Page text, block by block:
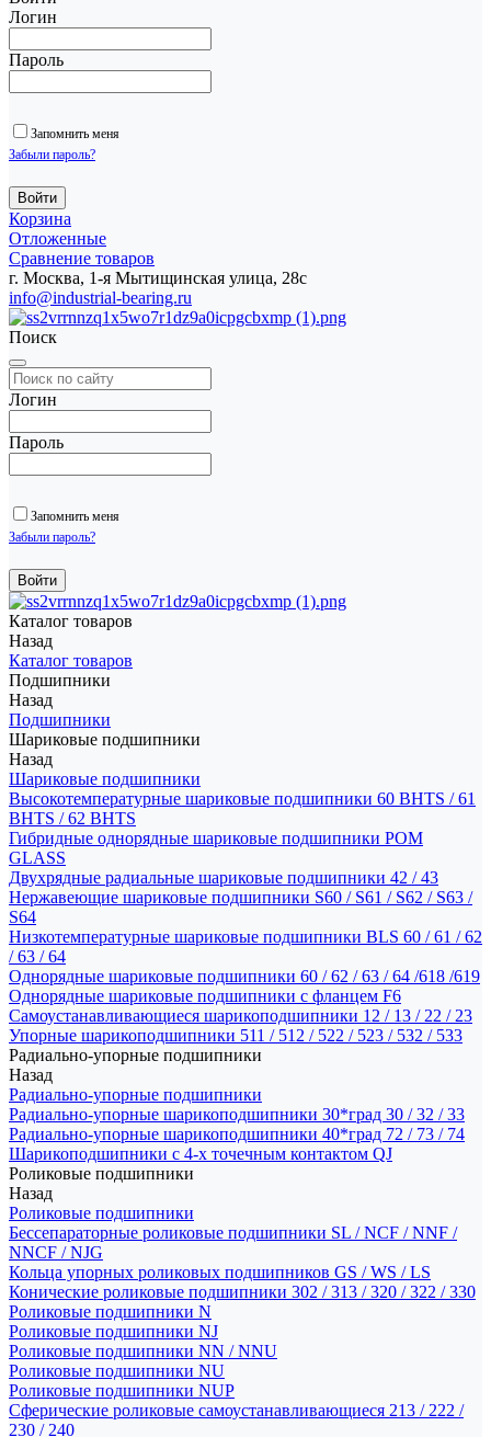
Логин
Пароль
Запомнить меня
Забыли пароль?
Корзина
Отложенные
Сравнение товаров
г. Москва, 1-я Мытищинская улица, 28с
info@industrial-bearing.ru
Поиск
Логин
Пароль
Запомнить меня
Забыли пароль?
Каталог товаров
Назад
Каталог товаров
Подшипники
Назад
Подшипники
Шариковые подшипники
Назад
Шариковые подшипники
Высокотемпературные шариковые подшипники 60 BHTS / 61
BHTS / 62 BHTS
Гибридные однорядные шариковые подшипники POM
GLASS
Двухрядные радиальные шариковые подшипники 42 / 43
Нержавеющие шариковые подшипники S60 / S61 / S62 / S63 /
S64
Низкотемпературные шариковые подшипники BLS 60 / 61 / 62
/ 63 / 64
Однорядные шариковые подшипники 60 / 62 / 63 / 64 /618 /619
Однорядные шариковые подшипники с фланцем F6
Самоустанавливающиеся шарикоподшипники 12 / 13 / 22 / 23
Упорные шарикоподшипники 511 / 512 / 522 / 523 / 532 / 533
Радиально-упорные подшипники
Назад
Радиально-упорные подшипники
Радиально-упорные шарикоподшипники 30*град 30 / 32 / 33
Радиально-упорные шарикоподшипники 40*град 72 / 73 / 74
Шарикоподшипники с 4-х точечным контактом QJ
Роликовые подшипники
Назад
Роликовые подшипники
Бессепараторные роликовые подшипники SL / NCF / NNF /
NNCF / NJG
Кольца упорных роликовых подшипников GS / WS / LS
Конические роликовые подшипники 302 / 313 / 320 / 322 / 330
Роликовые подшипники N
Роликовые подшипники NJ
Роликовые подшипники NN / NNU
Роликовые подшипники NU
Роликовые подшипники NUP
Сферические роликовые самоустанавливающиеся 213 / 222 /
230 / 240